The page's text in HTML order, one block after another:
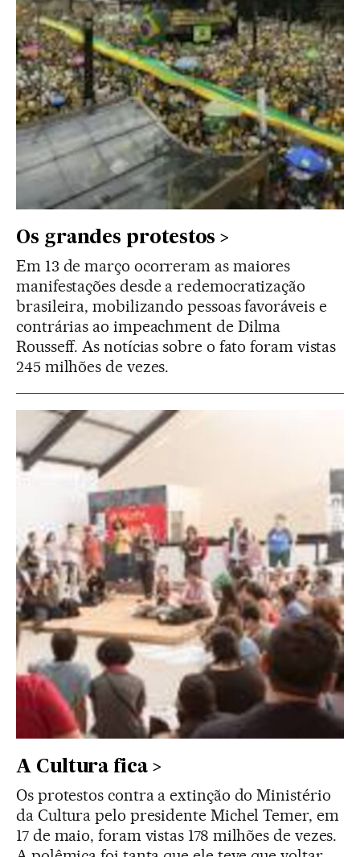
Os grandes protestos
Em 13 de março ocorreram as maiores
manifestações desde a redemocratização
brasileira, mobilizando pessoas favoráveis e
contrárias ao impeachment de Dilma
Rousseff. As notícias sobre o fato foram vistas
245 milhões de vezes.
A Cultura fica
Os protestos contra a extinção do Ministério
da Cultura pelo presidente Michel Temer, em
17 de maio, foram vistas 178 milhões de vezes.